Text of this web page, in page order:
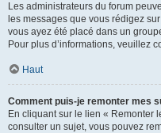
Les administrateurs du forum
les messages que vous rédigez
vous ayez été placé dans un
Pour plus d’informations, veuillez
Haut
Comment puis-je remonter mes
En cliquant sur le lien « Remonter
consulter un sujet, vous pouvez